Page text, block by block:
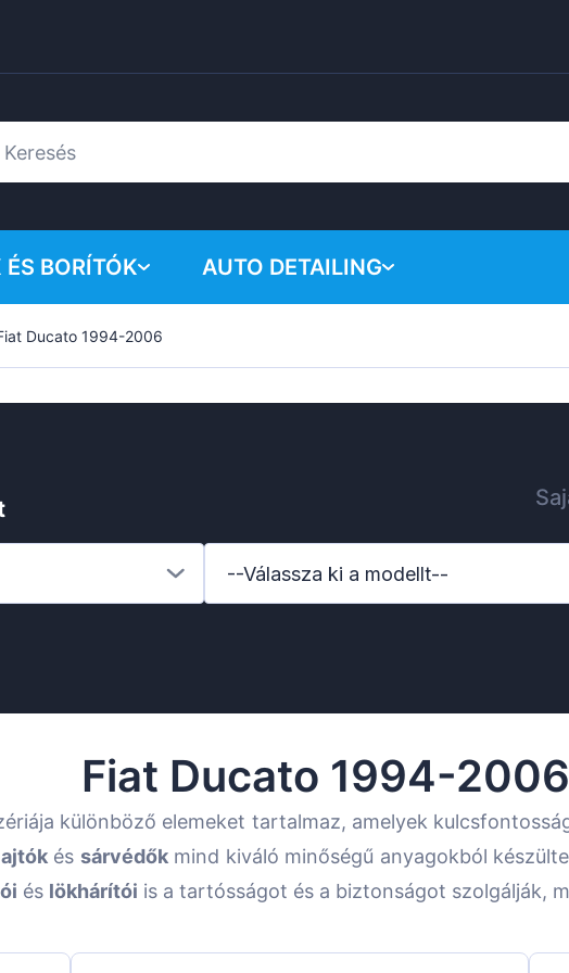
ÉS BORÍTÓK AUTO DETAILING
Ducato 1994-2006
--Válassza ki a modellt--
Fiat Ducato 1994-2006
különböző elemeket tartalmaz, amelyek
ajtókés sárvédőkmind kiváló minőségű anyagokból
és lökhárítói is a tartósságot és a biztonságot szolgálják,